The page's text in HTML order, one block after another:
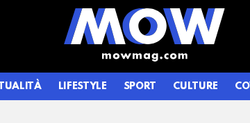
LIFESTYLE SPORT CULTURE